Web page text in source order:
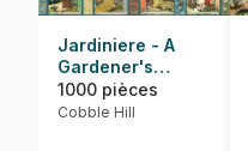
Jardiniere - A
Gardener's
Calendar
1000 pièces
Cobble Hill